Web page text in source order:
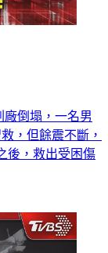
廠倒塌，一名男
，但餘震不斷，
後，救出受困傷